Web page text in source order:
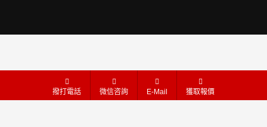
撥打電話 微信咨詢 E-Mail 獲取報價